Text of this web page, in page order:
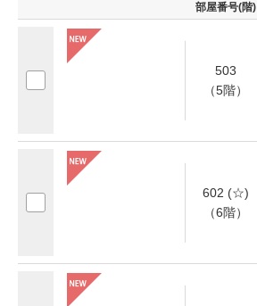
部屋番号(階)
503
（5階）
602 (☆)
（6階）